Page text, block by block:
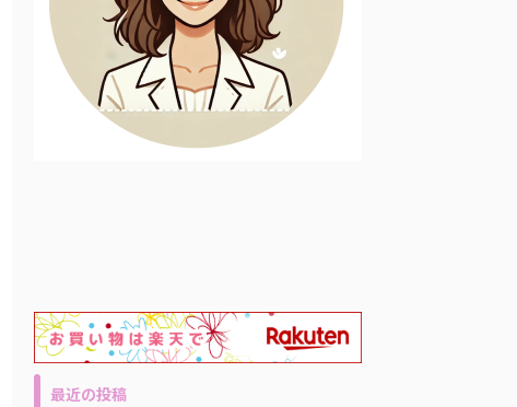
最近の投稿